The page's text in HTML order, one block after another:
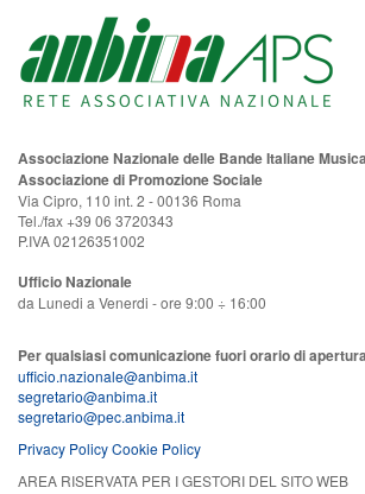
Associazione Nazionale delle Bande Italiane
Associazione di Promozione Sociale
Via Cipro, 110 int. 2 - 00136 Roma
Tel./fax +39 06 3720343
P.IVA 02126351002
Ufficio Nazionale
da Lunedi a Venerdi - ore 9:00 ÷ 16:00
Per qualsiasi comunicazione fuori orario di
ufficio.nazionale@anbima.it
segretario@anbima.it
segretario@pec.anbima.it
Privacy PolicyCookie Policy
AREA RISERVATA PER I GESTORI DEL SITO WEB